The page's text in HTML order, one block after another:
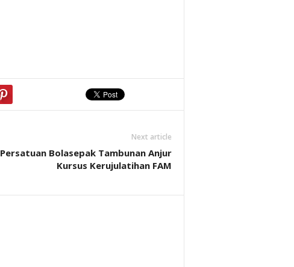
Next article
Persatuan Bolasepak Tambunan Anjur
Kursus Kerujulatihan FAM